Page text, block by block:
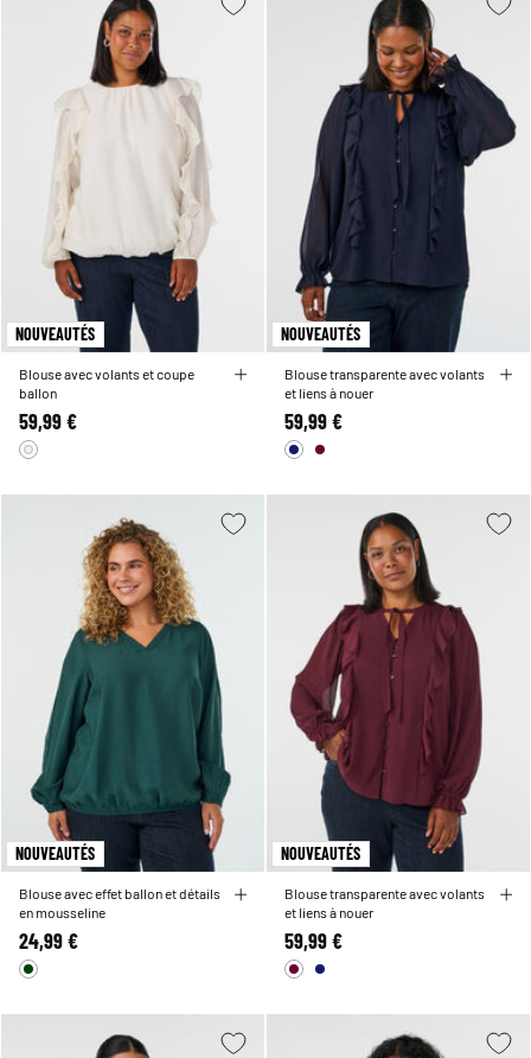
NOUVEAUTÉS
Blouse avec volants et coupe
ballon
59,99 €
NOUVEAUTÉS
Blouse transparente avec volants
et liens à nouer
59,99 €
NOUVEAUTÉS
Blouse avec effet ballon et détails
en mousseline
24,99 €
NOUVEAUTÉS
Blouse transparente avec volants
et liens à nouer
59,99 €